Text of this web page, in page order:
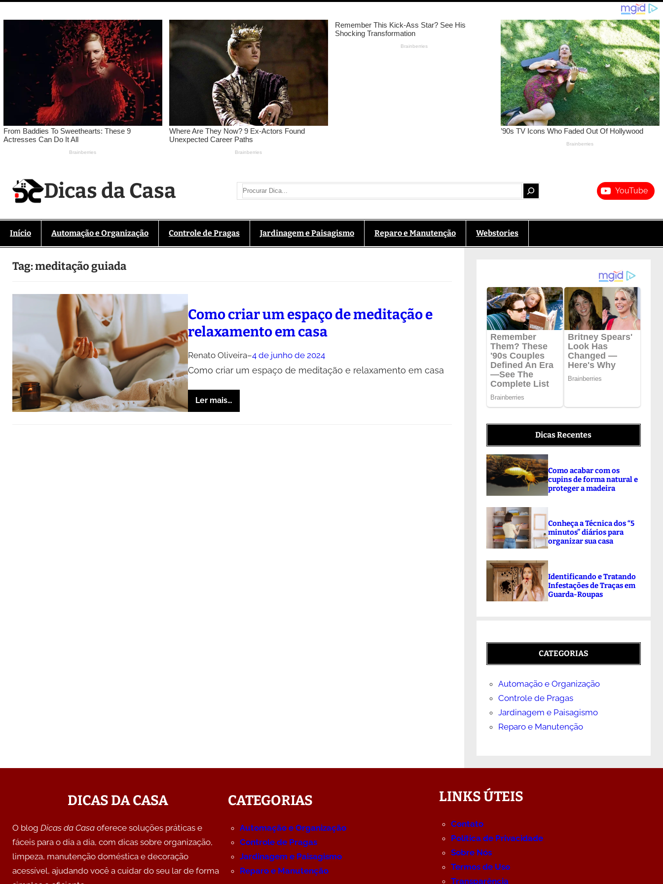
para
conteúdo
Dicas da Casa Search YouTube
Início Automação e Organização Controle de Pragas Jardinagem e Paisagismo Reparo e Manutenção Webstories
Tag:meditação guiada
Como criar um espaço de meditação e
relaxamento em casa
Renato Oliveira–4 de junho de 2024
Como criar um espaço de meditação e relaxamento em casa
Ler mais…
Dicas Recentes
Como acabar com os
cupins de forma natural e
proteger a madeira
Conheça a Técnica dos “5
minutos” diários para
organizar sua casa
Identificando e Tratando
Infestações de Traças em
Guarda-Roupas
CATEGORIAS
Automação e Organização
Controle de Pragas
Jardinagem e Paisagismo
Reparo e Manutenção
DICAS DA CASA
O blog Dicas da Casaoferece soluções práticas e
fáceis para o dia a dia, com dicas sobre organização,
limpeza, manutenção doméstica e decoração
acessível, ajudando você a cuidar do seu lar de forma
CATEGORIAS
Automação e Organização
Controle de Pragas
Jardinagem e Paisagismo
Reparo e Manutenção
LINKS ÚTEIS
Contato
Política de Privacidade
Sobre Nós
Termos de Uso
Transparência